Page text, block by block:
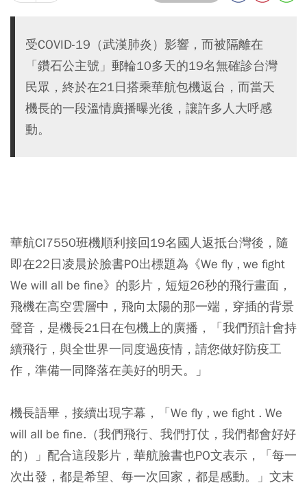
受COVID-19（武漢肺炎）影響，而被隔離在
「鑽石公主號」郵輪10多天的19名無確診台灣
民眾，終於在21日搭乘華航包機返台，而當天
機長的一段溫情廣播曝光後，讓許多人大呼感
動。
華航CI7550班機順利接回19名國人返抵台灣後，隨
即在22日凌晨於臉書PO出標題為《We fly , we fight
We will all be fine》的影片，短短26秒的飛行畫面，
飛機在高空雲層中，飛向太陽的那一端，穿插的背景
聲音，是機長21日在包機上的廣播，「我們預計會持
續飛行，與全世界一同度過疫情，請您做好防疫工
作，準備一同降落在美好的明天。」
機長語畢，接續出現字幕，「We fly , we fight . We
will all be fine.（我們飛行、我們打仗，我們都會好好
的）」配合這段影片，華航臉書也PO文表示，「每一
次出發，都是希望、每一次回家，都是感動。」文末